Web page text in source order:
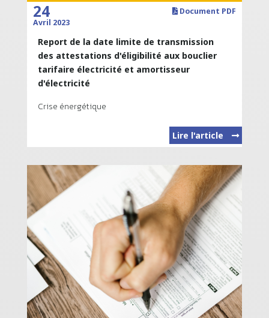
Document PDF
24
Avril 2023
Report de la date limite de transmission
des attestations d'éligibilité aux bouclier
tarifaire électricité et amortisseur
d'électricité
Crise énergétique
Lire l'article